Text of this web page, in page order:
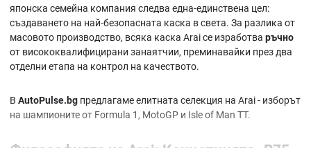
японска семейна компания следва една-единствена цел:
създаването на най-безопасната каска в света. За разлика от
масовото производство, всяка каска Arai се изработва ръчно
от висококвалифицирани занаятчии, преминавайки през два
отделни етапа на контрол на качеството.
В AutoPulse.bg предлагаме елитната селекция на Arai - изборът
на шампионите от Formula 1, MotoGP и Isle of Man TT.